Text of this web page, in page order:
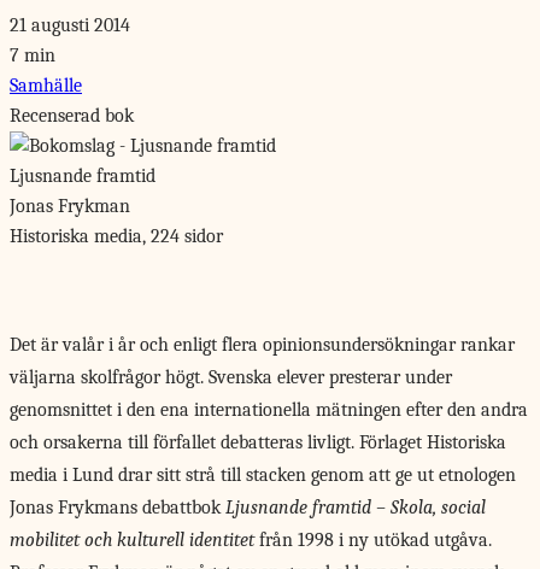
21 augusti 2014
7 min
Samhälle
Recenserad bok
Ljusnande framtid
Jonas Frykman
Historiska media, 224 sidor
Det är valåri år och enligt flera opinionsundersökningar rankar
väljarna skolfrågor högt. Svenska elever presterar under
genomsnittet i den ena internationella mätningen efter den andra
och orsakerna till förfallet debatteras livligt. Förlaget Historiska
media i Lund drar sitt strå till stacken genom att ge ut etnologen
Jonas Frykmans debattbokLjusnande framtid – Skola, social
mobilitet och kulturell identitetfrån 1998 i ny utökad utgåva.